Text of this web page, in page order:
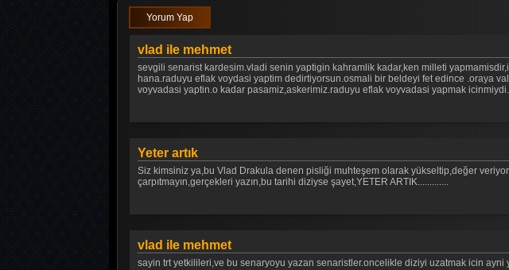
Yorum Yap
vlad ile mehmet
sevgili senarist kardesim.vladi senin yaptigin kahramlik kadar,ken milleti
hana.raduyu eflak voydasi yaptim dedirtiyorsun.osmali bir beldeyi fet edince .oraya
voyvadasi yaptin.o kadar pasamiz,askerimiz.raduyu eflak voyvadasi yapmak
Yeter artık
Siz kimsiniz ya,bu Vlad Drakula denen pisliği muhteşem olarak yükseltip,değer
çarpıtmayın,gerçekleri yazın,bu tarihi diziyse şayet,YETER ARTIK.............
vlad ile mehmet
sayin trt yetkilileri,ve bu senaryoyu yazan senaristler.oncelikle diziyi uzatmak icin